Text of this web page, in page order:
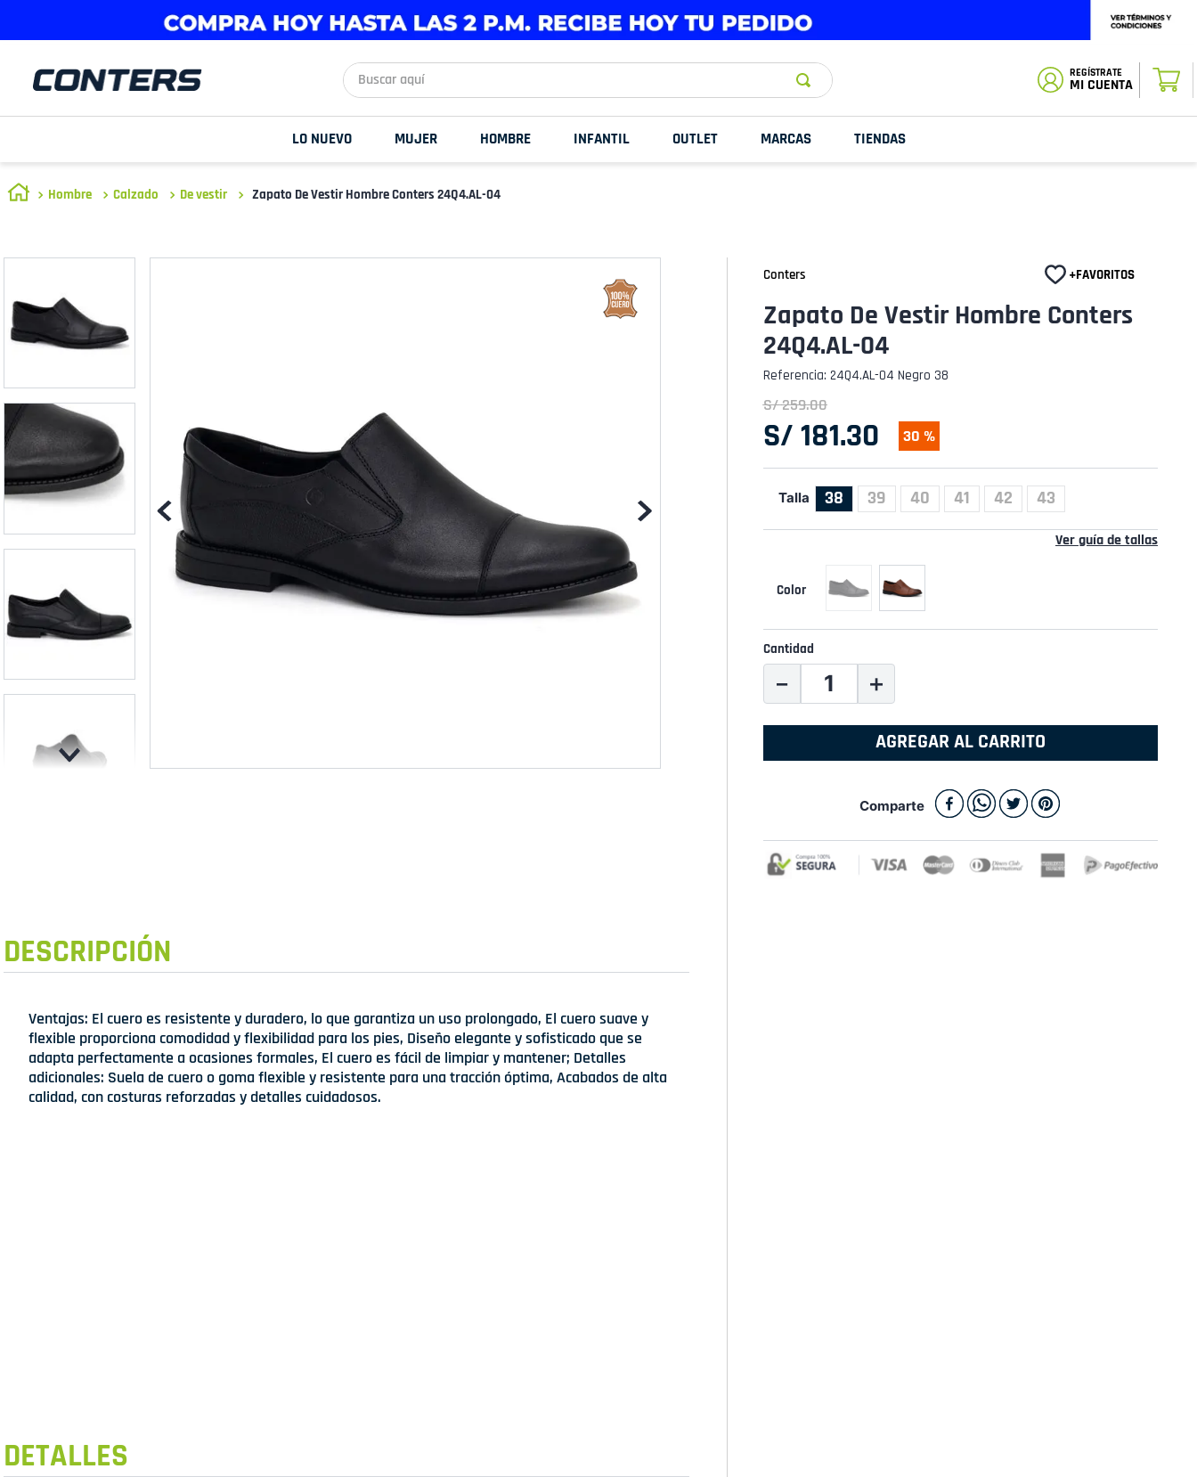
Buscar aquí
MI CUENTA
LO NUEVO MUJER HOMBRE INFANTIL OUTLET MARCAS TIENDAS
Hombre Calzado De vestir Zapato De Vestir Hombre Conters 24Q4.AL-04
DESCRIPCIÓN
Ventajas: El cuero es resistente y duradero, lo que garantiza un uso prolongado, El cuero suave y
flexible proporciona comodidad y flexibilidad para los pies, Diseño elegante y sofisticado que se
adapta perfectamente a ocasiones formales, El cuero es fácil de limpiar y mantener; Detalles
adicionales: Suela de cuero o goma flexible y resistente para una tracción óptima, Acabados de alta
calidad, con costuras reforzadas y detalles cuidadosos.
DETALLES
Conters
Zapato De Vestir Hombre Conters
24Q4.AL-04
Referencia: 24Q4.AL-04 Negro 38
S/259.00
S/ 181.30 30 %
Talla 38 39 40 41 42 43
Ver guía de tallas
Cantidad
＋
－
AGREGAR AL CARRITO
Comparte